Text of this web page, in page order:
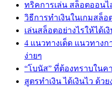
ทริคการเล่น สล็อตออนไ
วิธีการทำเงินในเกมสล็
เล่นสล็อตอย่างไรให้ได้เ
4 แนวทางเด็ด แนวทาง
ง่ายๆ
“โบนัส” ที่ต้องทราบในค
สูตรทำเงิน ได้เงินไว ด้ว